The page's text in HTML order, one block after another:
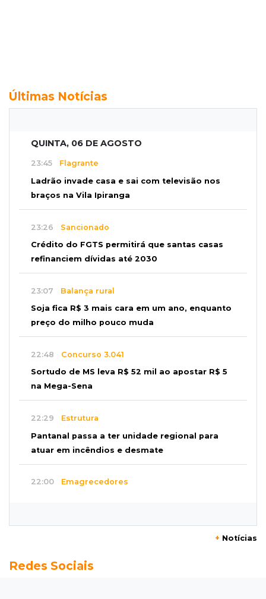
Últimas Notícias
QUINTA, 06 DE AGOSTO
23:45 Flagrante
Ladrão invade casa e sai com televisão nos
braços na Vila Ipiranga
23:26 Sancionado
Crédito do FGTS permitirá que santas casas
refinanciem dívidas até 2030
23:07 Balança rural
Soja fica R$ 3 mais cara em um ano, enquanto
preço do milho pouco muda
22:48 Concurso 3.041
Sortudo de MS leva R$ 52 mil ao apostar R$ 5
na Mega-Sena
22:29 Estrutura
Pantanal passa a ter unidade regional para
atuar em incêndios e desmate
22:00 Emagrecedores
Granizo danifica telhados e plantações
+ Notícias
Redes Sociais